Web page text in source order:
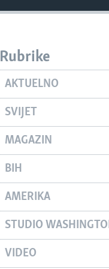
Rubrike
AKTUELNO
SVIJET
MAGAZIN
BIH
AMERIKA
STUDIO
VIDEO